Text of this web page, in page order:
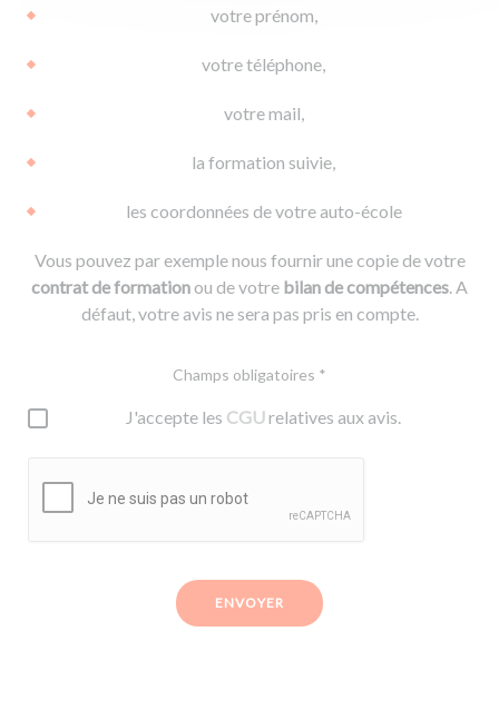
votre prénom,
votre téléphone,
votre mail,
la formation suivie,
les coordonnées de votre auto-école
Vous pouvez par exemple nous fournir une copie de votre
contrat de formationou de votre bilan de compétences. A
défaut, votre avis ne sera pas pris en compte.
Champs obligatoires *
J'accepte les CGUrelatives aux avis.
ENVOYER